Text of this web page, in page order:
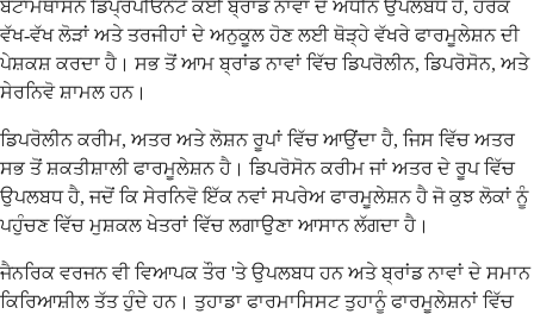
ਬੈਟਾਮੇਥਾਸੋਨ ਡਿਪ੍ਰੋਪੀਓਨੇਟ ਕਈ ਬ੍ਰਾਂਡ ਨਾਵਾਂ ਦੇ ਅਧੀਨ ਉਪਲਬਧ ਹੈ, ਹਰੇਕ
ਵੱਖ-ਵੱਖ ਲੋੜਾਂ ਅਤੇ ਤਰਜੀਹਾਂ ਦੇ ਅਨੁਕੂਲ ਹੋਣ ਲਈ ਥੋੜ੍ਹੇ ਵੱਖਰੇ ਫਾਰਮੂਲੇਸ਼ਨ ਦੀ
ਪੇਸ਼ਕਸ਼ ਕਰਦਾ ਹੈ। ਸਭ ਤੋਂ ਆਮ ਬ੍ਰਾਂਡ ਨਾਵਾਂ ਵਿੱਚ ਡਿਪਰੋਲੀਨ, ਡਿਪਰੋਸੋਨ, ਅਤੇ
ਸੇਰਨਿਵੋ ਸ਼ਾਮਲ ਹਨ।
ਡਿਪਰੋਲੀਨ ਕਰੀਮ, ਅਤਰ ਅਤੇ ਲੋਸ਼ਨ ਰੂਪਾਂ ਵਿੱਚ ਆਉਂਦਾ ਹੈ, ਜਿਸ ਵਿੱਚ ਅਤਰ
ਸਭ ਤੋਂ ਸ਼ਕਤੀਸ਼ਾਲੀ ਫਾਰਮੂਲੇਸ਼ਨ ਹੈ। ਡਿਪਰੋਸੋਨ ਕਰੀਮ ਜਾਂ ਅਤਰ ਦੇ ਰੂਪ ਵਿੱਚ
ਉਪਲਬਧ ਹੈ, ਜਦੋਂ ਕਿ ਸੇਰਨਿਵੋ ਇੱਕ ਨਵਾਂ ਸਪਰੇਅ ਫਾਰਮੂਲੇਸ਼ਨ ਹੈ ਜੋ ਕੁਝ ਲੋਕਾਂ ਨੂੰ
ਪਹੁੰਚਣ ਵਿੱਚ ਮੁਸ਼ਕਲ ਖੇਤਰਾਂ ਵਿੱਚ ਲਗਾਉਣਾ ਆਸਾਨ ਲੱਗਦਾ ਹੈ।
ਜੈਨਰਿਕ ਵਰਜਨ ਵੀ ਵਿਆਪਕ ਤੌਰ 'ਤੇ ਉਪਲਬਧ ਹਨ ਅਤੇ ਬ੍ਰਾਂਡ ਨਾਵਾਂ ਦੇ ਸਮਾਨ
ਕਿਰਿਆਸ਼ੀਲ ਤੱਤ ਹੁੰਦੇ ਹਨ। ਤੁਹਾਡਾ ਫਾਰਮਾਸਿਸਟ ਤੁਹਾਨੂੰ ਫਾਰਮੂਲੇਸ਼ਨਾਂ ਵਿੱਚ